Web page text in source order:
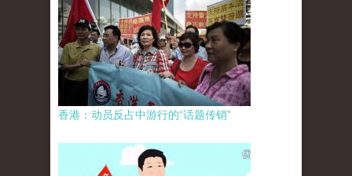
香港：动员反占中游行的“话题传销”